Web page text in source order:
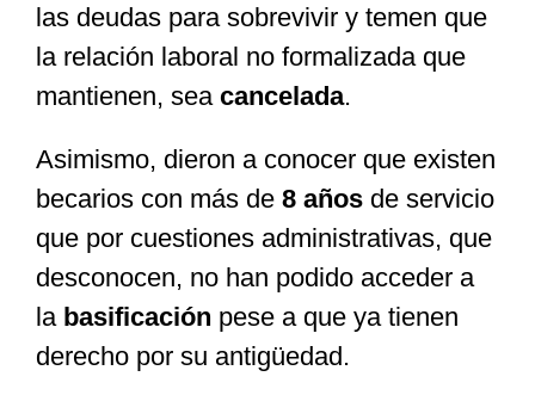
las deudas para sobrevivir y temen que
la relación laboral no formalizada que
mantienen, sea cancelada.
Asimismo, dieron a conocer que existen
becarios con más de 8 años de servicio
que por cuestiones administrativas, que
desconocen, no han podido acceder a
la basificación pese a que ya tienen
derecho por su antigüedad.